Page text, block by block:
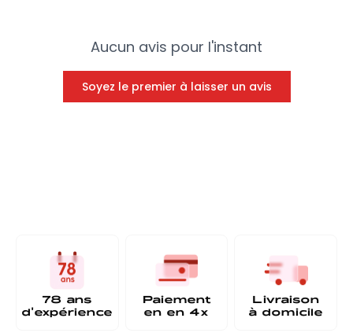
Aucun avis pour l'instant
Soyez le premier à laisser un avis
78 ans
d'expérience
Paiement
en en 4x
Livraison
à domicile